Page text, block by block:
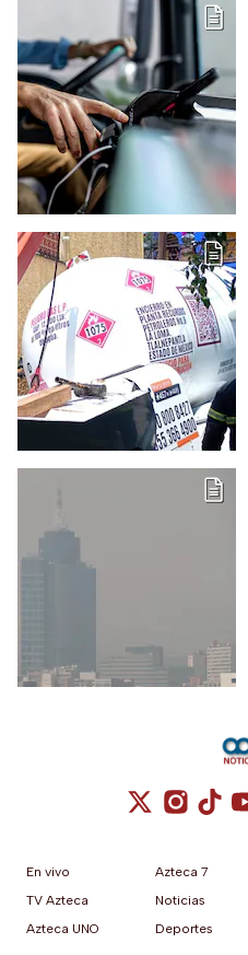
Cuenta de
Cuenta
En vivo
TV Azteca
Azteca UNO
Azteca 7
Noticias
Deportes